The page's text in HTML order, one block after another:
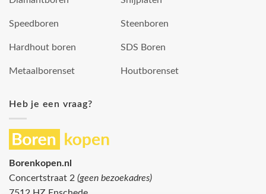
Speedboren
Hardhout boren
Metaalborenset
Steenboren
SDS Boren
Houtborenset
Heb je een vraag?
Borenkopen.nl
Concertstraat 2 (geen bezoekadres)